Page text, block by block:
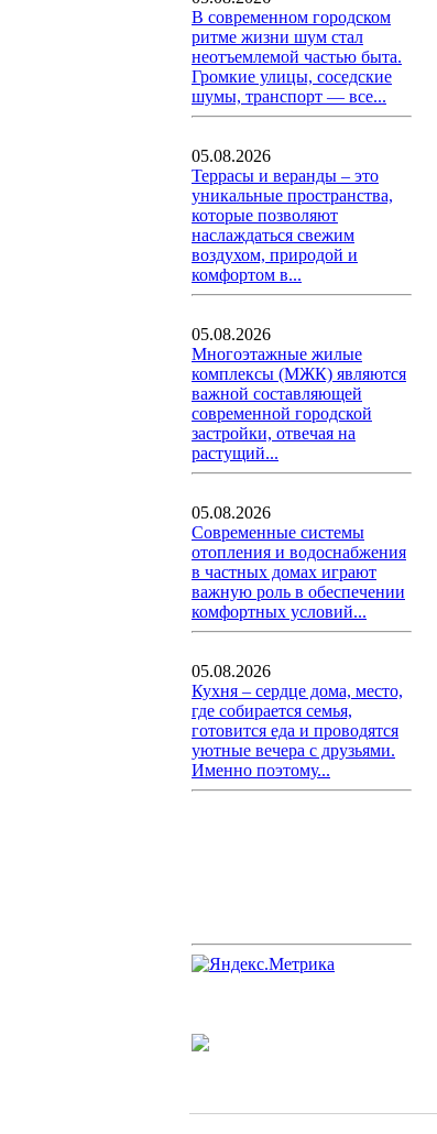
В современном городском
ритме жизни шум стал
неотъемлемой частью быта.
Громкие улицы, соседские
шумы, транспорт — все...
05.08.2026
Террасы и веранды – это
уникальные пространства,
которые позволяют
наслаждаться свежим
воздухом, природой и
комфортом в...
05.08.2026
Многоэтажные жилые
комплексы (МЖК) являются
важной составляющей
современной городской
застройки, отвечая на
растущий...
05.08.2026
Современные системы
отопления и водоснабжения
в частных домах играют
важную роль в обеспечении
комфортных условий...
05.08.2026
Кухня – сердце дома, место,
где собирается семья,
готовится еда и проводятся
уютные вечера с друзьями.
Именно поэтому...